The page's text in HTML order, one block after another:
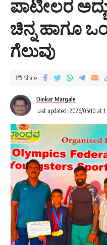
ಪಾಟೀಲರ
ಚಿನ್ನ ಹಾಗೂ
ಗೆಲುವು
Last updated: 2026/05/10 at
Dinkar Margale
Share